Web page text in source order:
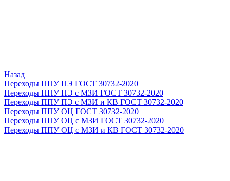
Назад
Переходы ППУ ПЭ ГОСТ 30732-2020
Переходы ППУ ПЭ с МЗИ ГОСТ 30732-2020
Переходы ППУ ПЭ с МЗИ и КВ ГОСТ 30732-2020
Переходы ППУ ОЦ ГОСТ 30732-2020
Переходы ППУ ОЦ с МЗИ ГОСТ 30732-2020
Переходы ППУ ОЦ с МЗИ и КВ ГОСТ 30732-2020